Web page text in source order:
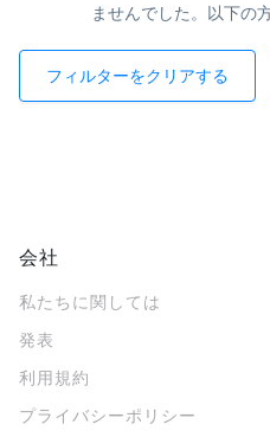
ませんでした。以下の
フィルターをクリアする
会社
私たちに関しては
発表
利用規約
プライバシーポリシー